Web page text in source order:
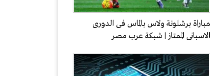
مباراة برشلونة ولاس بالماس فى الدورى
الاسبانى الممتاز | شبكة عرب مصر